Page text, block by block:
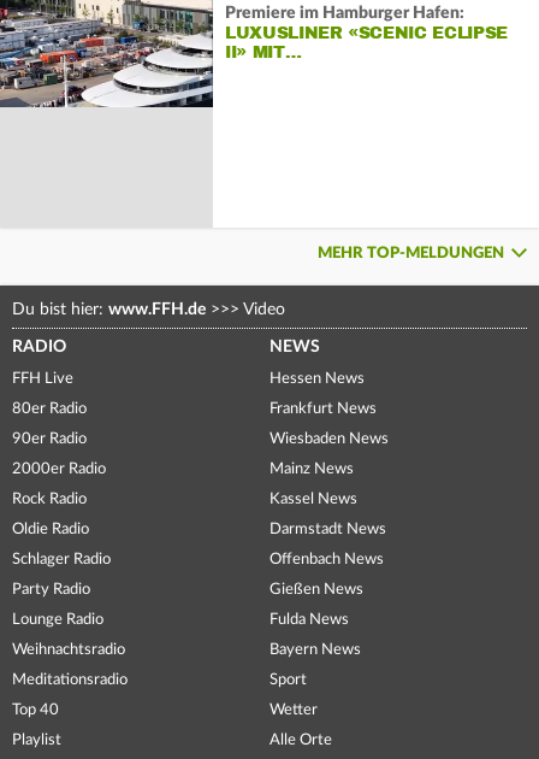
Premiere im Hamburger Hafen:
LUXUSLINER «SCENIC ECLIPSE
II» MIT…
MEHR TOP-MELDUNGEN
Du bist hier: www.FFH.de >>> Video
RADIO
FFH Live
80er Radio
90er Radio
2000er Radio
Rock Radio
Oldie Radio
Schlager Radio
Party Radio
Lounge Radio
Weihnachtsradio
Meditationsradio
Top 40
Playlist
NEWS
Hessen News
Frankfurt News
Wiesbaden News
Mainz News
Kassel News
Darmstadt News
Offenbach News
Gießen News
Fulda News
Bayern News
Sport
Wetter
Alle Orte